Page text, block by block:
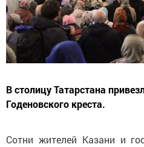
В столицу Татарстана
Годеновского креста.
Сотни жителей Казани и